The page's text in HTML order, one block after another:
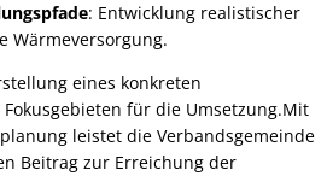
: Entwicklung realistischer
Wärmeversorgung.
eines konkreten
für die Umsetzung.Mit
leistet die Verbandsgemeinde
Beitrag zur Erreichung der